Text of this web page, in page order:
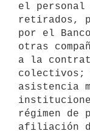
el
retirados,
por el
otras
a la
colectivos;
asistencia
régimen de
afiliación